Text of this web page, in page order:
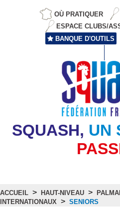
OÙ PRATIQUER
ESPACE CLUBS/
BANQUE D'OUTILS
SQUASH, UN
ACCUEIL > HAUT-NIVEAU >
INTERNATIONAUX > SENIORS